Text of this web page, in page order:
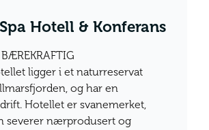
Hotell & Konferans
ligger i et naturreservat
og har en
Hotellet er svanemerket,
severer nærprodusert og